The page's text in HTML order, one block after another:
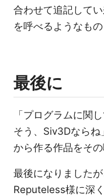
合わせて追記して
を呼べるようなも
最後に
「プログラムに関
そう、Siv3Dなら
から作る作品をそ
最後になりました
Reputeless様に深